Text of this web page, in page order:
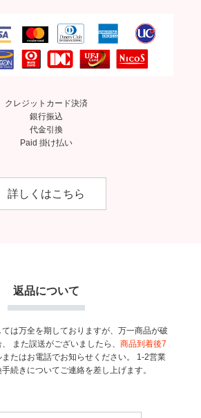
クレジットカード決済
銀行振込
代金引換
Paid 掛け払い
詳しくはこちら
返品について
は万全を期しておりますが、万一商品が破
また誤送がございましたら、商品到着後7
たはお電話でお知らせください。
1-2営業
続きについてご連絡を差し上げます。